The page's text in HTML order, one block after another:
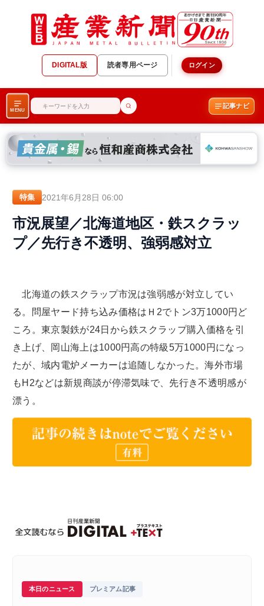
DIGITAL版 読者専用ページ ログイン
MENU
記事ナビ
特集 2021年6月28日 06:00
市況展望／北海道地区・鉄スクラッ
プ／先行き不透明、強弱感対立
北海道の鉄スクラップ市況は強弱感が対立してい
る。問屋ヤード持ち込み価格はＨ2でトン3万1000円ど
ころ。東京製鉄が24日から鉄スクラップ購入価格を引
き上げ、岡山海上は1000円高の特級5万1000円になっ
たが、域内電炉メーカーは追随しなかった。海外市場
もH2などは新規商談が停滞気味で、先行き不透明感が
漂う。
本日のニュース プレミアム記事